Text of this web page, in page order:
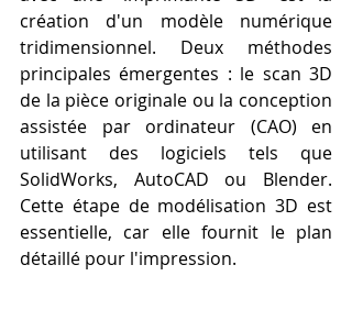
création d'un modèle numérique
tridimensionnel. Deux méthodes
principales émergentes : le scan 3D
de la pièce originale ou la conception
assistée par ordinateur (CAO) en
utilisant des logiciels tels que
SolidWorks, AutoCAD ou Blender.
Cette étape de modélisation 3D est
essentielle, car elle fournit le plan
détaillé pour l'impression.